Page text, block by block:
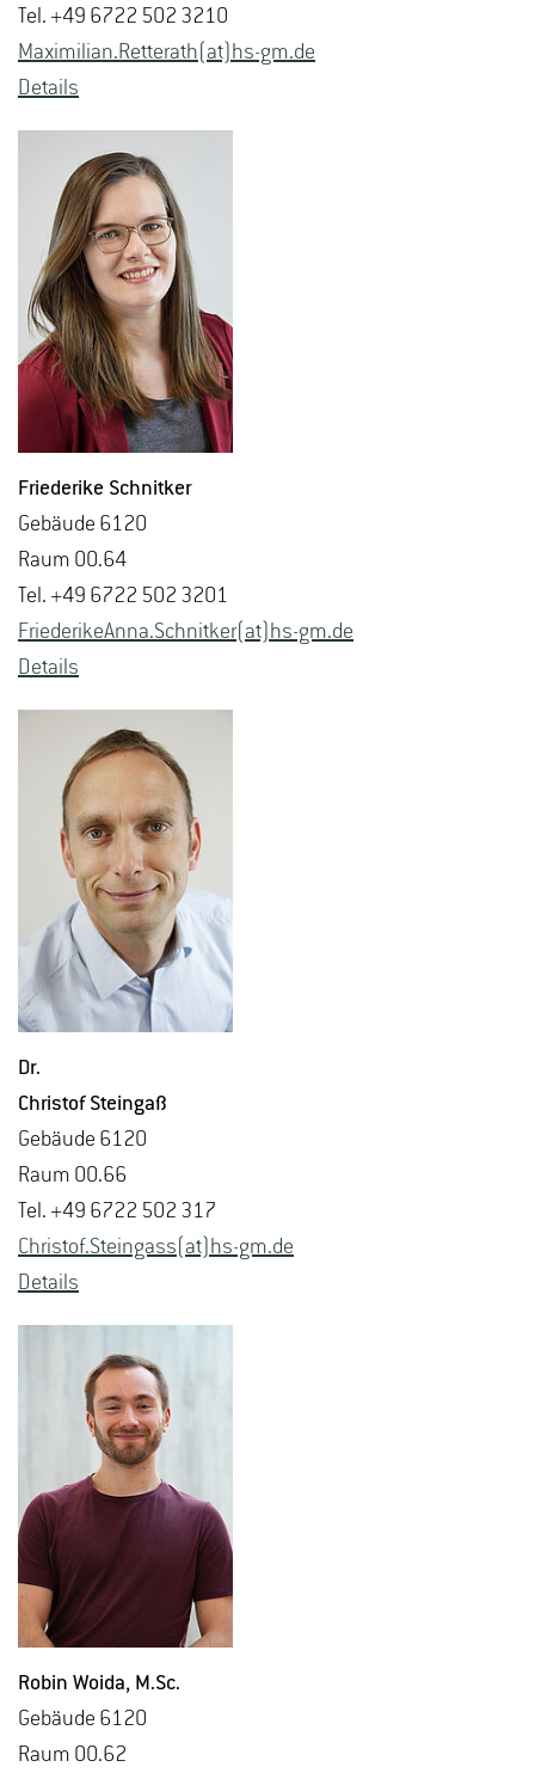
Tel. +49 6722 502 3210
Ma­xi­mi­li­an.Ret­terath(at)hs-​gm.​de
De­tails
Frie­de­ri­ke Schnit­ker
Ge­bäu­de 6120
Raum 00.64
Tel. +49 6722 502 3201
Frie­de­ri­ke­An­na.Schnit­ker(at)hs-​gm.​de
De­tails
Dr.
Chris­tof Stein­gaß
Ge­bäu­de 6120
Raum 00.66
Tel. +49 6722 502 317
Chris­tof.Stein­gass(at)hs-​gm.​de
De­tails
Robin Woida, M.​Sc.
Ge­bäu­de 6120
Raum 00.62